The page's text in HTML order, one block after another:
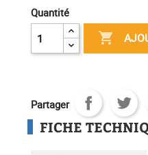
Quantité

Partager
FICHE